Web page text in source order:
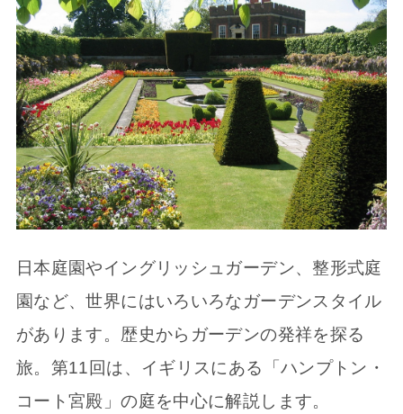
日本庭園やイングリッシュガーデン、整形式庭
園など、世界にはいろいろなガーデンスタイル
があります。歴史からガーデンの発祥を探る
旅。第11回は、イギリスにある「ハンプトン・
コート宮殿」の庭を中心に解説します。